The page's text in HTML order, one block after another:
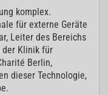
komplex.
für externe Geräte
Leiter des Bereichs
der Klinik für
Berlin,
dieser Technologie,